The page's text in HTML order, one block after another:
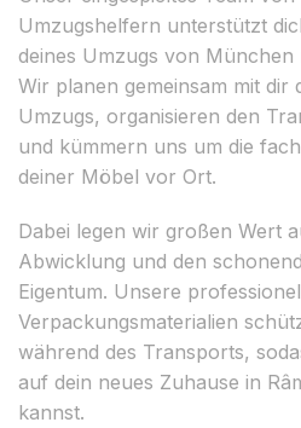
Umzugshelfern unterstützt
deines Umzugs von München
Wir planen gemeinsam mit dir
Umzugs, organisieren den
und kümmern uns um die
deiner Möbel vor Ort.
Dabei legen wir großen Wert
Abwicklung und den
Eigentum. Unsere
Verpackungsmaterialien
während des Transports,
auf dein neues Zuhause in
kannst.